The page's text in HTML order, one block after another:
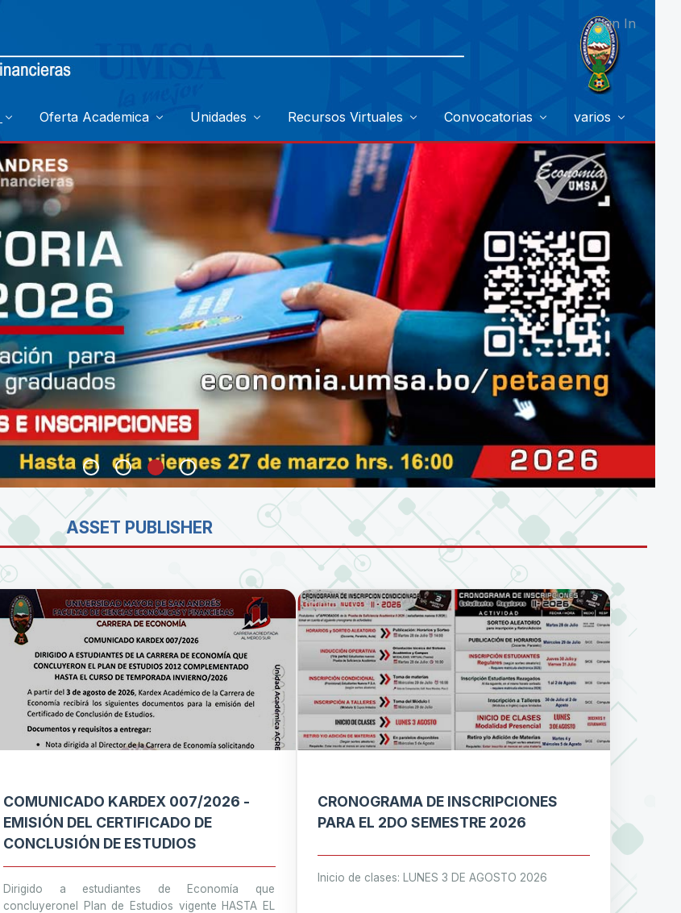
Sign In
Oferta Academica Unidades Recursos Virtuales Convocatorias varios
ASSET PUBLISHER
COMUNICADO KARDEX 007/2026 -
EMISIÓN DEL CERTIFICADO DE
CONCLUSIÓN DE ESTUDIOS
Dirigido a estudiantes de Economía que
concluyeronel Plan de Estudios vigente HASTA EL
CRONOGRAMA DE INSCRIPCIONES
PARA EL 2DO SEMESTRE 2026
Inicio de clases: LUNES 3 DE AGOSTO 2026